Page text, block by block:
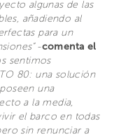
algunas de las
añadiendo al
para un
-comenta el
sentimos
80: una solución
una
a la media,
el barco en todas
sin renunciar a